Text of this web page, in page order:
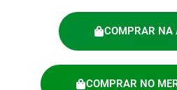
COMPRAR NA
COMPRAR NO